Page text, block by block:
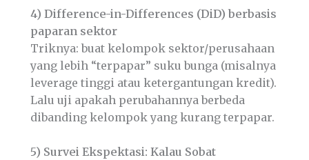
4) Difference-in-Differences (DiD) berbasis
paparan sektor
Triknya: buat kelompok sektor/perusahaan
yang lebih “terpapar” suku bunga (misalnya
leverage tinggi atau ketergantungan kredit).
Lalu uji apakah perubahannya berbeda
dibanding kelompok yang kurang terpapar.
5) Survei Ekspektasi: Kalau Sobat